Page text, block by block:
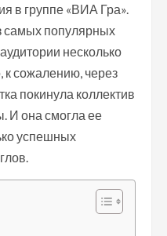
в группе «ВИА Гра».
самых популярных
несколько
к сожалению, через
покинула коллектив
И она смогла ее
успешных